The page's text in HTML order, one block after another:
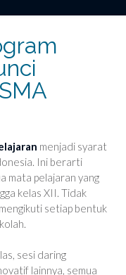
menjadi syarat
Ini berarti
mata pelajaran yang
kelas XII. Tidak
setiap bentuk
sesi daring
lainnya, semua